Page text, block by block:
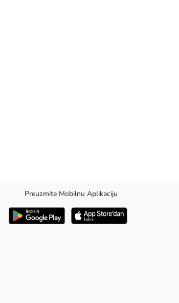
Preuzmite Mobilnu Aplikaciju